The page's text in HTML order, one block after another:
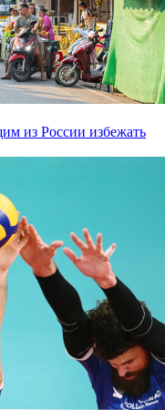
из России избежать